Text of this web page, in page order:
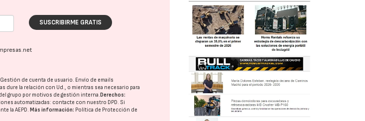
SUSCRIBIRME GRATIS
de cuenta de usuario. Envío de emails
dure la relación con Ud., o mientras sea necesario para
grupo por motivos de gestión interna.Derechos:
automatizadas: contacte con nuestro DPD. Si
laAEPD.Más información: Política de Protección de